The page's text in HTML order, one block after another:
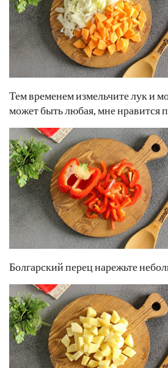
Тем временем измельчите лук и
может быть любая, мне нравится
Болгарский перец нарежьте